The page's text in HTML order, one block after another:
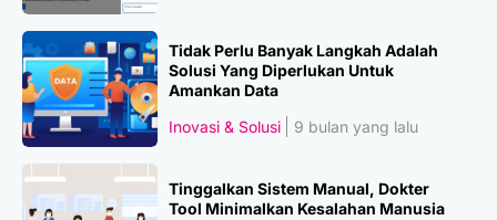
Tidak Perlu Banyak Langkah Adalah
Solusi Yang Diperlukan Untuk
Amankan Data
Inovasi & Solusi
9 bulan yang lalu
Tinggalkan Sistem Manual, Dokter
Tool Minimalkan Kesalahan Manusia